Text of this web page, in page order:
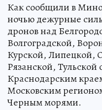
Как сообщили в
ночью дежурные
дронов над
Волгоградской,
Курской, Липецкой,
Рязанской, Тульской
Краснодарским
Московским
Черным морями.